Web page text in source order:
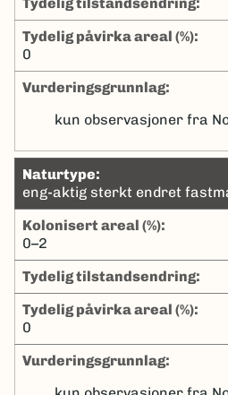
tydelig påvirka areal (%):
0
Vurderingsgrunnlag:
kun observasjoner fra
naturtype:
eng-aktig sterkt endret
kolonisert areal (%):
0–2
tydelig tilstandsendring:
tydelig påvirka areal (%):
0
Vurderingsgrunnlag: